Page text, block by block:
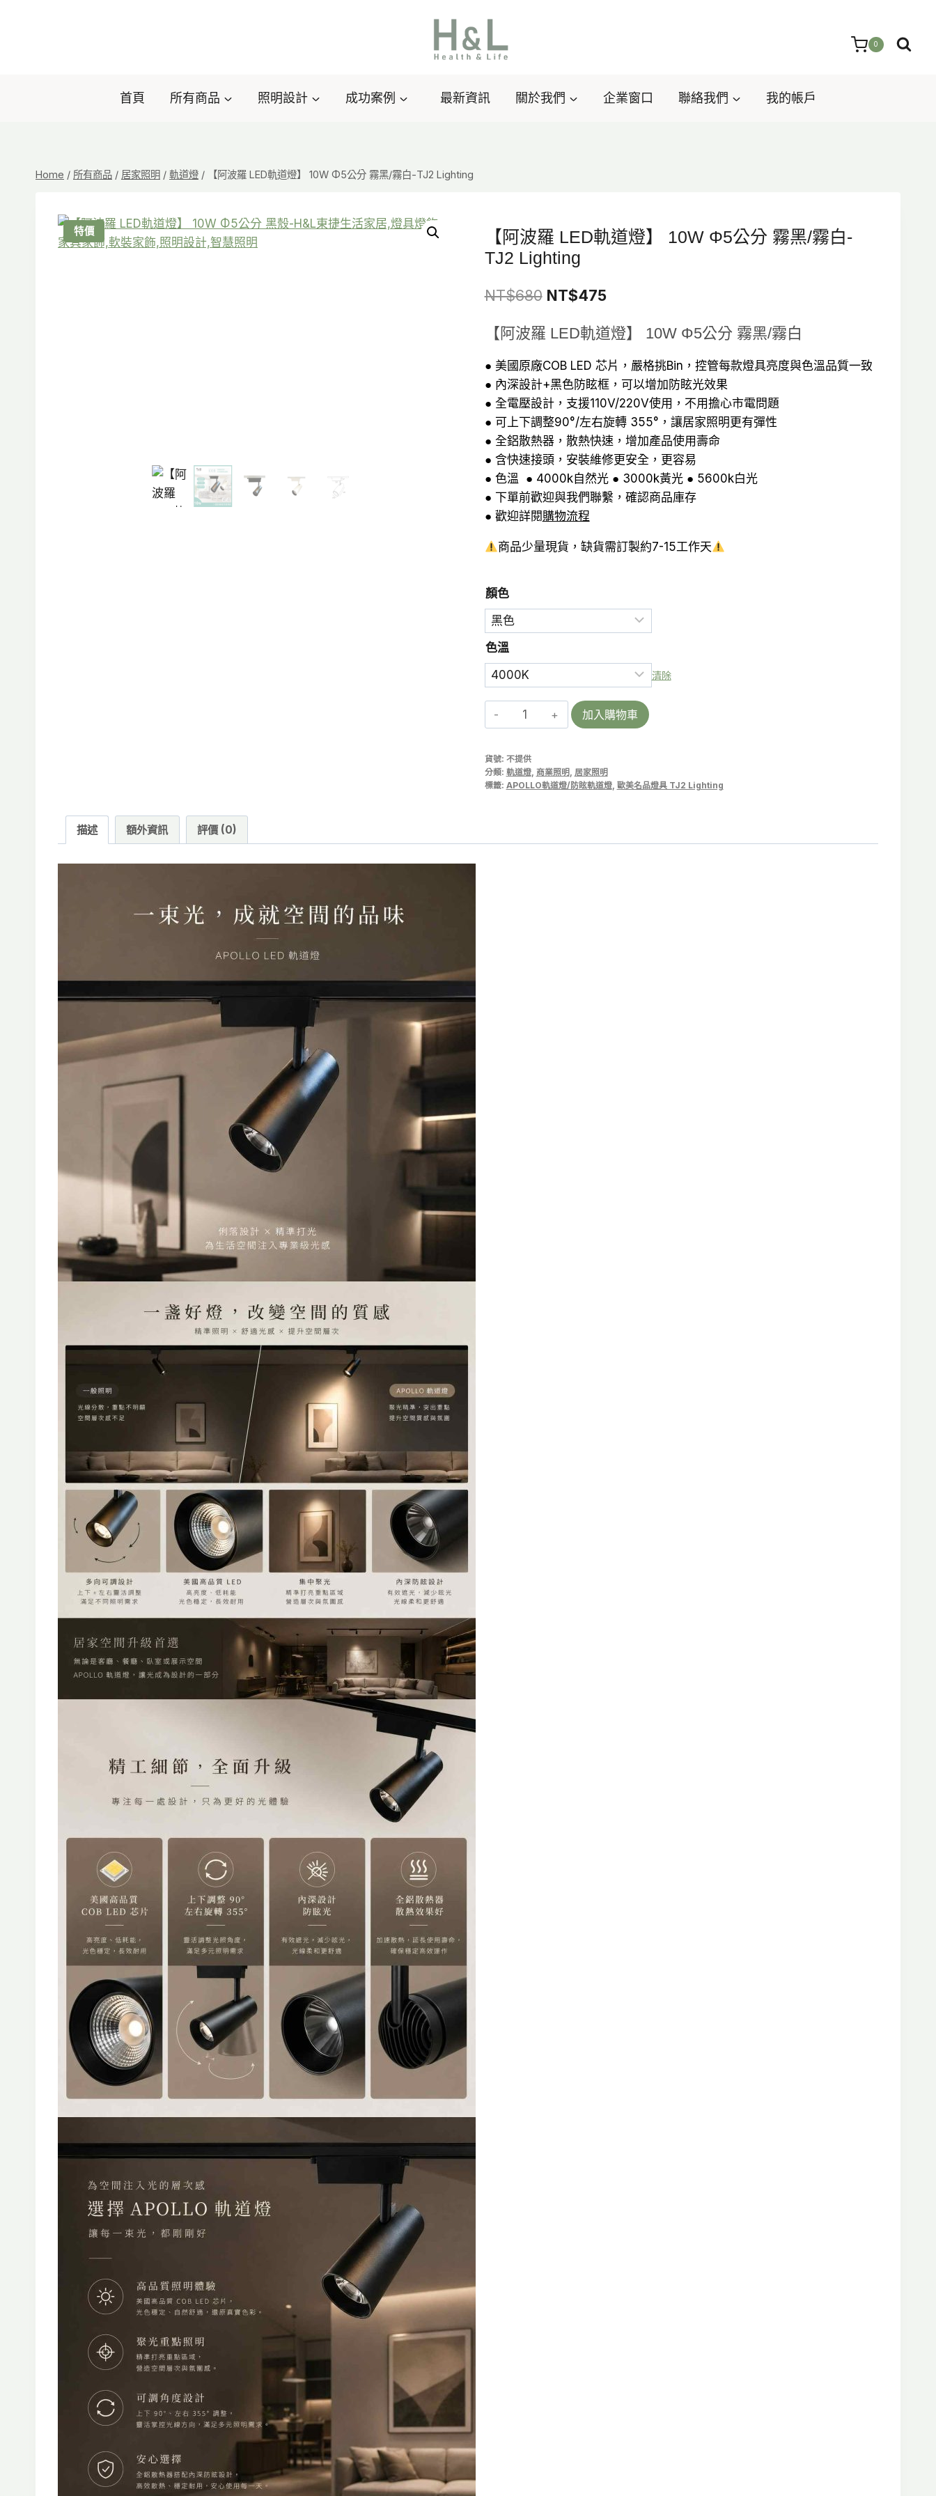
0
首頁 所有商品 照明設計 成功案例 最新資訊 關於我們 企業窗口 聯絡我們 我的帳戶
Home / 所有商品 / 居家照明 / 軌道燈 / 【阿波羅 LED軌道燈】 10W Φ5公分 霧黑/霧白-TJ2 Lighting
特價
【阿波羅 LED軌道燈】 10W Φ5公分 霧黑/霧白-
TJ2 Lighting
NT$680 原
價
格：
NT$680。
NT$475目
價
格：
NT$475。
【阿波羅 LED軌道燈】 10W Φ5公分 霧黑/霧白
● 美國原廠COB LED 芯片，嚴格挑Bin，控管每款燈具亮度與色溫品質一致
● 內深設計+黑色防眩框，可以增加防眩光效果
● 全電壓設計，支援110V/220V使用，不用擔心市電問題
● 可上下調整90°/左右旋轉 355°，讓居家照明更有彈性
● 全鋁散熱器，散熱快速，增加產品使用壽命
● 含快速接頭，安裝維修更安全，更容易
● 色溫 ● 4000k自然光 ● 3000k黃光 ● 5600k白光
● 下單前歡迎與我們聯繫，確認商品庫存
● 歡迎詳閱購物流程
商品少量現貨，缺貨需訂製約7-15工作天
顏色
色溫
清除
【阿
波
LED
軌
10W
加入購物車
貨號: 不提供
分類: 軌道燈, 商業照明
居家照明
標籤: APOLLO軌道燈/防眩軌道燈, 歐美名品燈具 TJ2 Lighting
描述 額外資訊 評價 (0)